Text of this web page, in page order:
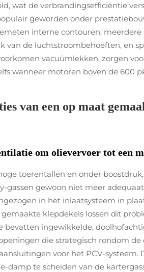
wat de verbrandingsefficiëntie
geworden onder
interne contouren, meerdere
van de luchtstroombehoeften, en
vacuümlekken, zorgen
wanneer motoren boven de 600
van een op maat
om olievervoer tot een
toerentallen en onder
gassen gewoon niet meer
in het inlaatsysteem in
klepdekels lossen dit
bevatten ingewikkelde,
die strategisch rondom de
voor het PCV-systeem.
damp te scheiden van de